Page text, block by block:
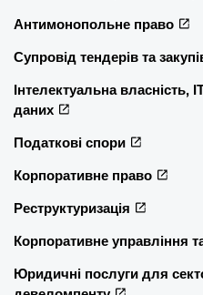
Антимонопольне право
Супровід тендерів та
Інтелектуальна власність,
даних
Податкові спори
Корпоративне право
Реструктуризація
Корпоративне управління
Юридичні послуги для